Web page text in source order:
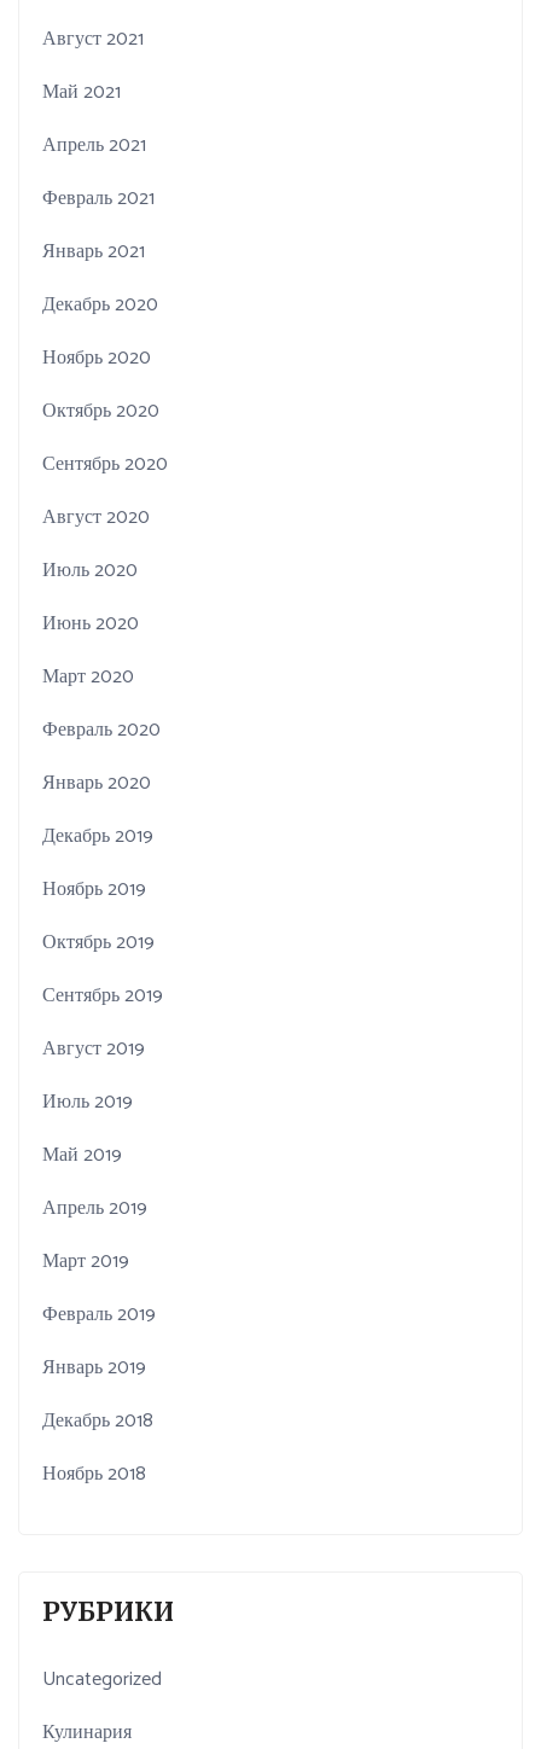
Август 2021
Май 2021
Апрель 2021
Февраль 2021
Январь 2021
Декабрь 2020
Ноябрь 2020
Октябрь 2020
Сентябрь 2020
Август 2020
Июль 2020
Июнь 2020
Март 2020
Февраль 2020
Январь 2020
Декабрь 2019
Ноябрь 2019
Октябрь 2019
Сентябрь 2019
Август 2019
Июль 2019
Май 2019
Апрель 2019
Март 2019
Февраль 2019
Январь 2019
Декабрь 2018
Ноябрь 2018
РУБРИКИ
Uncategorized
Кулинария